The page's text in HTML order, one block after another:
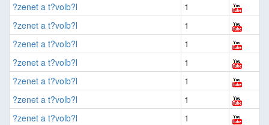
?zenet a t?volb?l
1
?zenet a t?volb?l
1
?zenet a t?volb?l
1
?zenet a t?volb?l
1
?zenet a t?volb?l
1
?zenet a t?volb?l
1
?zenet a t?volb?l
1